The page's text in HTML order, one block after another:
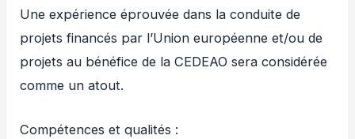
Une expérience éprouvée dans la conduite de
projets financés par l’Union européenne et/ou de
projets au bénéfice de la CEDEAO sera considérée
comme un atout.
Compétences et qualités :